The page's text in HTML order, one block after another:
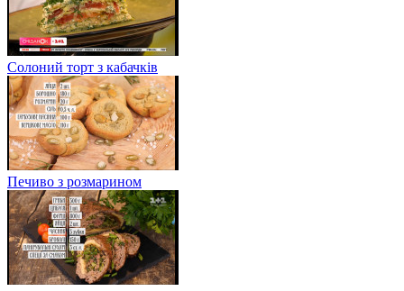
Солоний торт з кабачків
Печиво з розмарином